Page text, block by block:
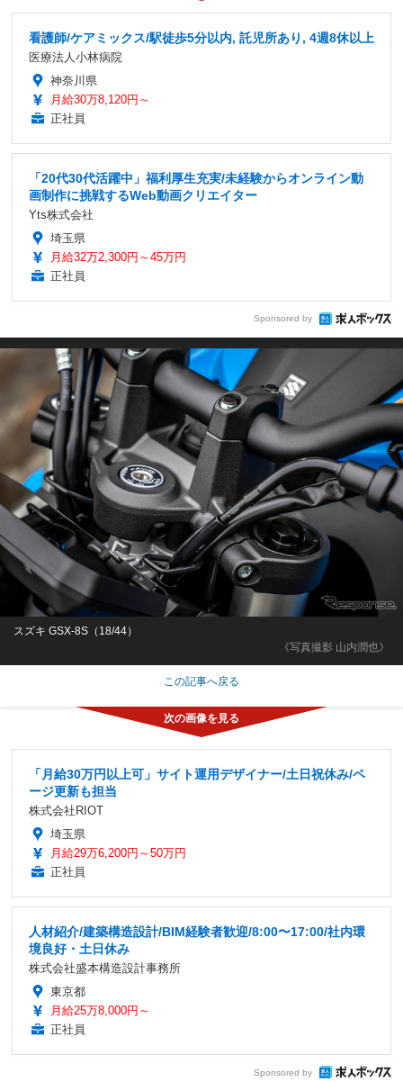
看護師/ケアミックス/駅徒歩5分以内, 託児所あり, 4週8休以上
医療法人小林病院
神奈川県
月給30万8,120円～
正社員
「20代30代活躍中」福利厚生充実/未経験からオンライン動
画制作に挑戦するWeb動画クリエイター
Yts株式会社
埼玉県
月給32万2,300円～45万円
正社員
Sponsored by
《写真撮影 山内潤也》
スズキ GSX-8S（18/44）
この記事へ戻る
「月給30万円以上可」サイト運用デザイナー/土日祝休み/ペ
ージ更新も担当
株式会社RIOT
埼玉県
月給29万6,200円～50万円
正社員
人材紹介/建築構造設計/BIM経験者歓迎/8:00〜17:00/社内環
境良好・土日休み
株式会社盛本構造設計事務所
東京都
月給25万8,000円～
正社員
Sponsored by